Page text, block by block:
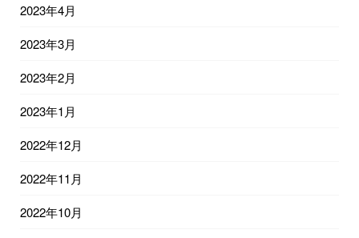
2023年4月
2023年3月
2023年2月
2023年1月
2022年12月
2022年11月
2022年10月